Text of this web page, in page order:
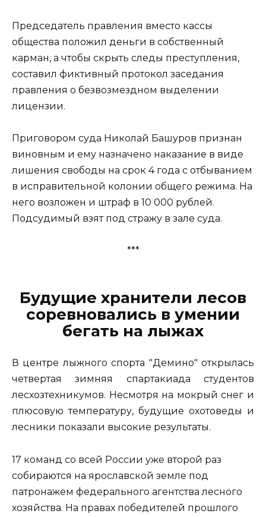
Председатель правления вместо кассы
общества положил деньги в собственный
карман, а чтобы скрыть следы преступления,
составил фиктивный протокол заседания
правления о безвозмездном выделении
лицензии.
Приговором суда Николай Башуров признан
виновным и ему назначено наказание в виде
лишения свободы на срок 4 года с отбыванием
в исправительной колонии общего режима. На
него возложен и штраф в 10 000 рублей.
Подсудимый взят под стражу в зале суда.
***
Будущие хранители лесов
соревновались в умении
бегать на лыжах
В центре лыжного спорта "Демино" открылась
четвертая зимняя спартакиада студентов
лесхозтехникумов. Несмотря на мокрый снег и
плюсовую температуру, будущие охотоведы и
лесники показали высокие результаты.
17 команд со всей России уже второй раз
собираются на ярославской земле под
патронажем федерального агентства лесного
хозяйства. На правах победителей прошлого